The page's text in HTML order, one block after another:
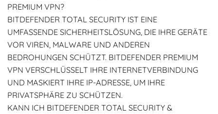
PREMIUM VPN?
BITDEFENDER TOTAL SECURITY IST EINE
UMFASSENDE SICHERHEITSLÖSUNG, DIE IHRE GERÄTE
VOR VIREN, MALWARE UND ANDEREN
BEDROHUNGEN SCHÜTZT. BITDEFENDER PREMIUM
VPN VERSCHLÜSSELT IHRE INTERNETVERBINDUNG
UND MASKIERT IHRE IP-ADRESSE, UM IHRE
PRIVATSPHÄRE ZU SCHÜTZEN.
KANN ICH BITDEFENDER TOTAL SECURITY &